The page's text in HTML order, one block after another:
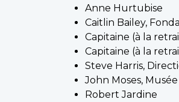
Anne Hurtubise
Caitlin Bailey,
Capitaine (à la
Capitaine (à la
Steve Harris,
John Moses,
Robert Jardine